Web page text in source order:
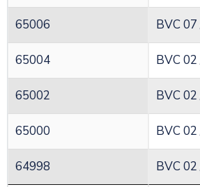
65006 BVC
65004 BVC
65002 BVC
65000 BVC
64998 BVC